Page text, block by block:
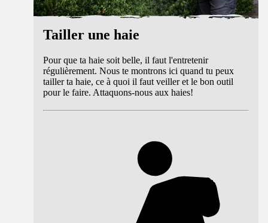
Tailler une haie
Pour que ta haie soit belle, il faut l'entretenir
régulièrement. Nous te montrons ici quand tu peux
tailler ta haie, ce à quoi il faut veiller et le bon outil
pour le faire. Attaquons-nous aux haies!